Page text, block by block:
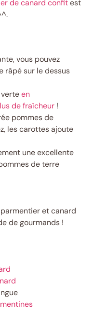
de canard confitest
vous pouvez
râpé sur le dessus
en
de fraîcheur !
pommes de
les carottes ajoute
une excellente
de terre
et canard
de gourmands !